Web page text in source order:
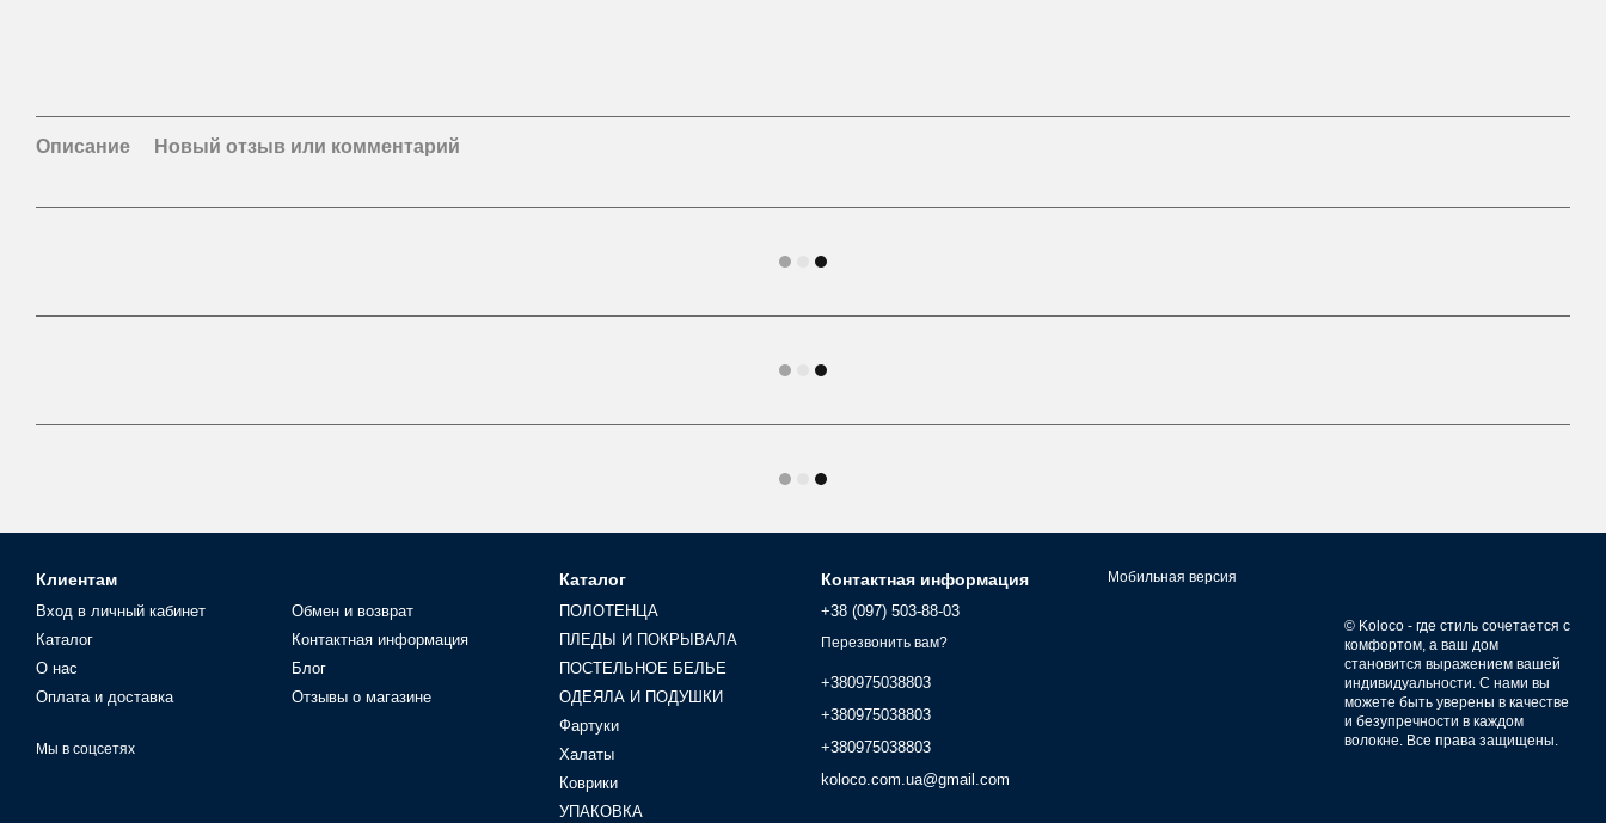
Описание Новый отзыв или комментарий
Клиентам
Вход в личный кабинет
Каталог
О нас
Оплата и доставка
Обмен и возврат
Контактная информация
Блог
Отзывы о магазине
Мы в соцсетях
Каталог
ПОЛОТЕНЦА
ПЛЕДЫ И ПОКРЫВАЛА
ПОСТЕЛЬНОЕ БЕЛЬЕ
ОДЕЯЛА И ПОДУШКИ
Фартуки
Халаты
Коврики
УПАКОВКА
Контактная информация
+38 (097) 503-88-03
Перезвонить вам?
+380975038803
+380975038803
+380975038803
koloco.com.ua@gmail.com
Мобильная версия
© Koloco - где стиль сочетается с
комфортом, а ваш дом
становится выражением вашей
индивидуальности. С нами вы
можете быть уверены в качестве
и безупречности в каждом
волокне. Все права защищены.